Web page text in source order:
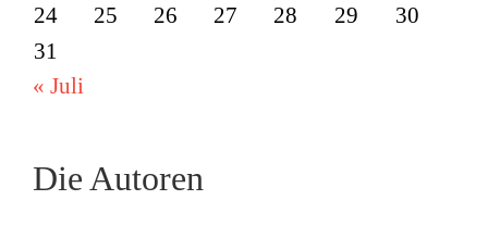
24
25 26 27 28 29
30
31
« Juli
Die Autoren